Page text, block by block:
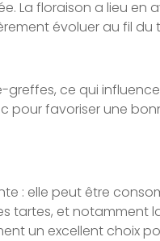
La floraison a lieu
évoluer au fil du
ce qui
favoriser une
: elle peut être
tartes, et notamment
un excellent choix